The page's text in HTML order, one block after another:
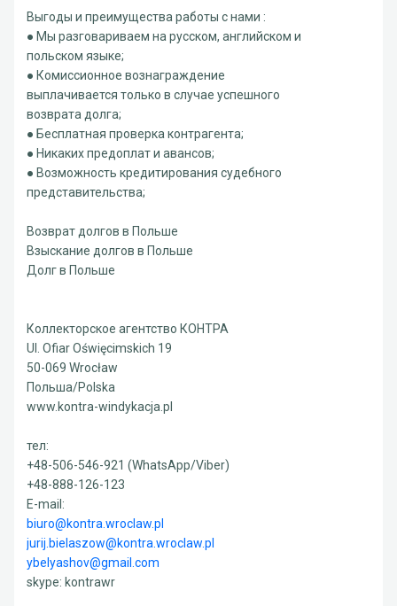
Выгоды и преимущества работы с нами :
● Мы разговариваем на русском, английском и
польском языке;
● Комиссионное вознаграждение
выплачивается только в случае успешного
возврата долга;
● Бесплатная проверка контрагента;
● Никаких предоплат и авансов;
● Возможность кредитирования судебного
представительства;
Возврат долгов в Польше
Взыскание долгов в Польше
Долг в Польше
Коллекторское агентство КОНТРА
Ul. Ofiar Oświęcimskich 19
50-069 Wrocław
Польша/Polska
www.kontra-windykacja.pl
тел:
+48-506-546-921 (WhatsApp/Viber)
+48-888-126-123
E-mail:
biuro@kontra.wroclaw.pl
jurij.bielaszow@kontra.wroclaw.pl
ybelyashov@gmail.com
skype: kontrawr